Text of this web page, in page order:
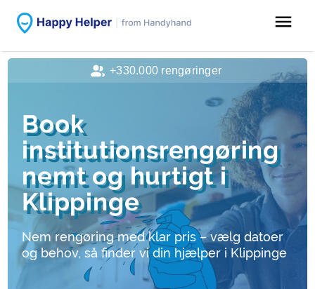
menu
Book
institutionsrengøring
nemt og hurtigt i
Klippinge
Nem rengøring med klar pris – vælg datoer
og behov, så finder vi din hjælper i Klippinge
+330.000 rengøringer